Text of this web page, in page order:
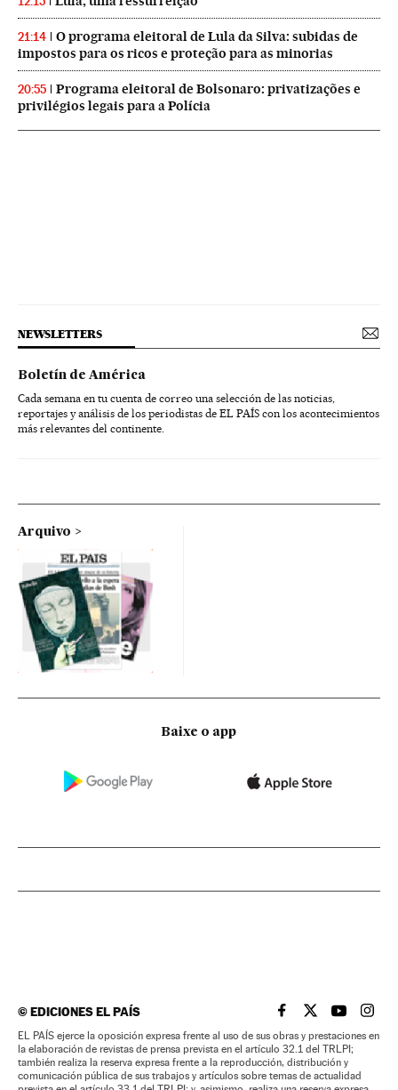
21:14
O programa eleitoral de Lula da Silva: subidas de
impostos para os ricos e proteção para as minorias
20:55
Programa eleitoral de Bolsonaro: privatizações e
privilégios legais para a Polícia
NEWSLETTERS
Boletín de América
Cada semana en tu cuenta de correo una selección de las noticias,
reportajes y análisis de los periodistas de EL PAÍS con los acontecimientos
más relevantes del continente.
Arquivo
Baixe o app
©EDICIONES EL PAÍS EL PAÍS BRASIL EN
EL PAÍSEL PAÍS
EL
EL PAÍS ejerce la oposición expresa frente al uso de sus obras y prestaciones en
la elaboración de revistas de prensa prevista en el artículo 32.1 del TRLPI;
también realiza la reserva expresa frente a la reproducción, distribución y
comunicación pública de sus trabajos y artículos sobre temas de actualidad